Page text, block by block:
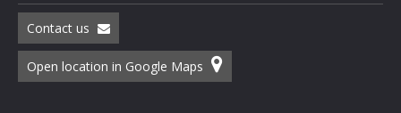
Contact us
Open location in Google Maps